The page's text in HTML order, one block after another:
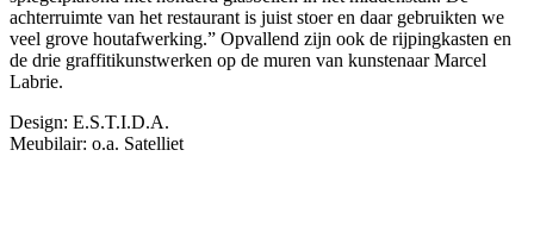
achterruimte van het restaurant is juist stoer en daar gebruikten we
veel grove houtafwerking.” Opvallend zijn ook de rijpingkasten en
de drie graffitikunstwerken op de muren van kunstenaar Marcel
Labrie.
Design: E.S.T.I.D.A.
Meubilair: o.a. Satelliet